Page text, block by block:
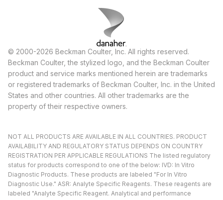
© 2000-2026 Beckman Coulter, Inc. All rights reserved.
Beckman Coulter, the stylized logo, and the Beckman Coulter
product and service marks mentioned herein are trademarks
or registered trademarks of Beckman Coulter, Inc. in the United
States and other countries. All other trademarks are the
property of their respective owners.
NOT ALL PRODUCTS ARE AVAILABLE IN ALL COUNTRIES. PRODUCT
AVAILABILITY AND REGULATORY STATUS DEPENDS ON COUNTRY
REGISTRATION PER APPLICABLE REGULATIONS The listed regulatory
status for products correspond to one of the below: IVD: In Vitro
Diagnostic Products. These products are labeled "For In Vitro
Diagnostic Use." ASR: Analyte Specific Reagents. These reagents are
labeled "Analyte Specific Reagent. Analytical and performance